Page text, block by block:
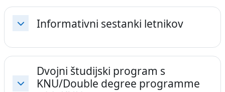
Skrči Informativni sestanki letnikov
Skrči
Dvojni študijski program s
KNU/Double degree programme